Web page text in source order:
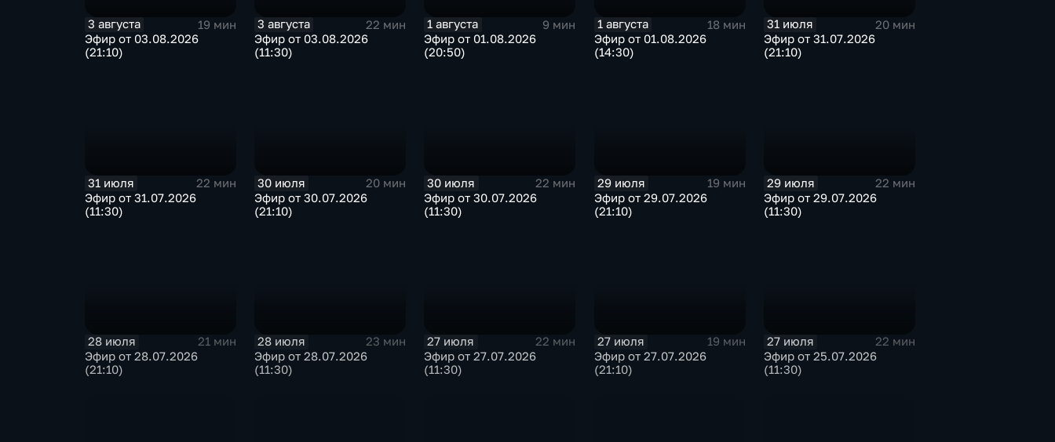
3 августа
19 мин
Эфир от 03.08.2026
(21:10)
3 августа
22 мин
Эфир от 03.08.2026
(11:30)
1 августа
9 мин
Эфир от 01.08.2026
(20:50)
1 августа
18 мин
Эфир от 01.08.2026
(14:30)
31 июля
20 мин
Эфир от 31.07.2026
(21:10)
31 июля
22 мин
Эфир от 31.07.2026
(11:30)
30 июля
20 мин
Эфир от 30.07.2026
(21:10)
30 июля
22 мин
Эфир от 30.07.2026
(11:30)
29 июля
19 мин
Эфир от 29.07.2026
(21:10)
29 июля
22 мин
Эфир от 29.07.2026
(11:30)
28 июля
21 мин
Эфир от 28.07.2026
(21:10)
28 июля
23 мин
Эфир от 28.07.2026
(11:30)
27 июля
22 мин
Эфир от 27.07.2026
(11:30)
27 июля
19 мин
Эфир от 27.07.2026
(21:10)
27 июля
22 мин
Эфир от 25.07.2026
(11:30)